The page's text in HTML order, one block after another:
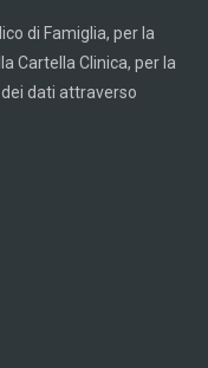
di Famiglia, per la
Cartella Clinica, per la
dei dati attraverso